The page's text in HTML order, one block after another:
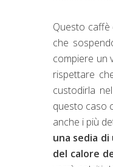
Questo caffè
che
compiere un
rispettare
custodirla
questo caso
anche i più
una sedia
del calore